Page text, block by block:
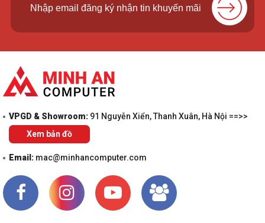
VPGD & Showroom: 91 Nguyễn Xiển, Thanh Xuân, Hà Nội ==>>
Xem bản đồ
Email: mac@minhancomputer.com